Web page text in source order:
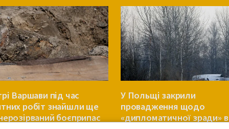
Варшави під час
робіт знайшли ще
боєприпас
У Польщі закрили
провадження щодо
«дипломатичної зради» в